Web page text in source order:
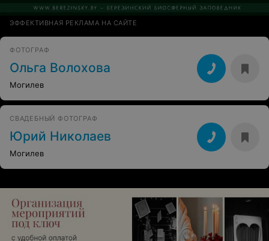
ЭФФЕКТИВНАЯ РЕКЛАМА НА САЙТЕ
ФОТОГРАФ
Ольга Волохова
Могилев
СВАДЕБНЫЙ ФОТОГРАФ
Юрий Николаев
Могилев